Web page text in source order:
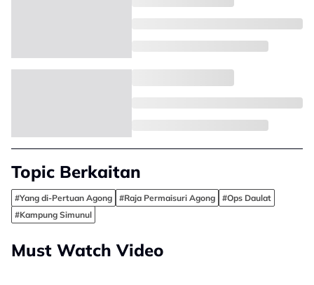
Topic Berkaitan
#Yang di-Pertuan Agong #Raja Permaisuri Agong
#Ops Daulat
#Kampung Simunul
Must Watch Video